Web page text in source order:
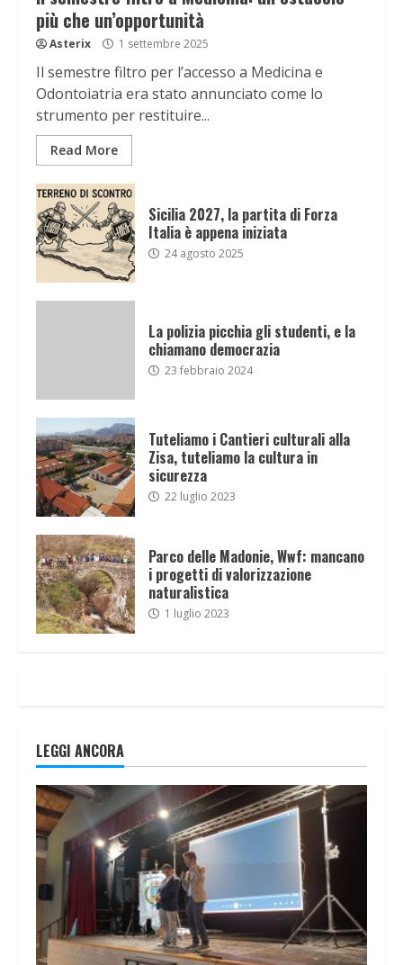
più che un’opportunità
Asterix 1 settembre 2025
Il semestre filtro per l’accesso a Medicina e
Odontoiatria era stato annunciato come lo
strumento per restituire...
Read More
Sicilia 2027, la partita di Forza
Italia è appena iniziata
24 agosto 2025
La polizia picchia gli studenti, e la
chiamano democrazia
23 febbraio 2024
Tuteliamo i Cantieri culturali alla
Zisa, tuteliamo la cultura in
sicurezza
22 luglio 2023
Parco delle Madonie, Wwf: mancano
i progetti di valorizzazione
naturalistica
1 luglio 2023
LEGGI ANCORA